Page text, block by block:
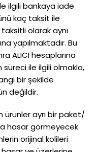
ilgili bankaya iade
kaç taksit ile
olarak aynı
yapılmaktadır. Bu
ALICI hesaplarına
süreci ile ilgili olmakla,
bir şekilde
değildir.
ürünler ayrı bir paket/
hasar görmeyecek
orijinal kolileri